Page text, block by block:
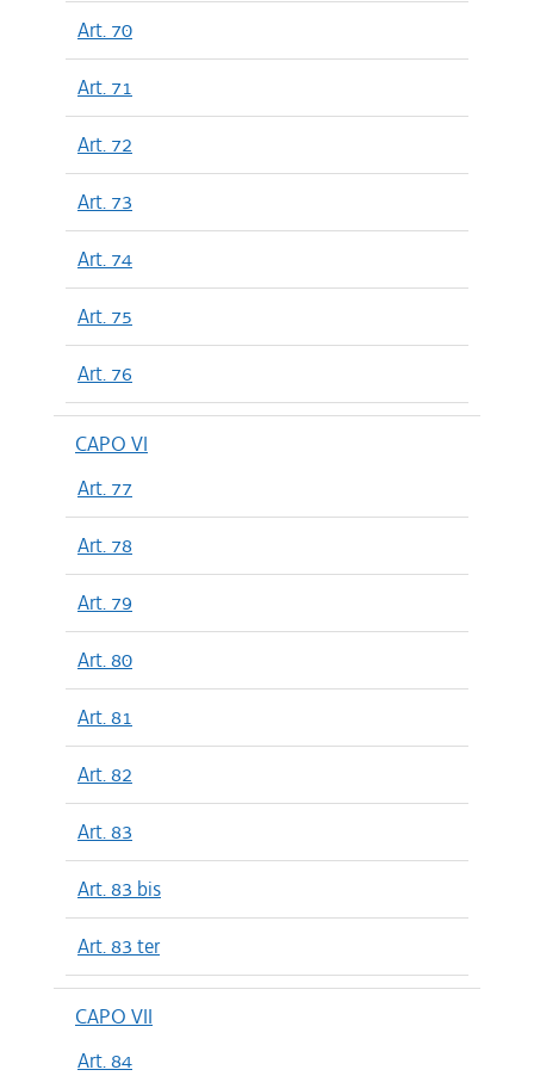
Art. 70
Art. 71
Art. 72
Art. 73
Art. 74
Art. 75
Art. 76
CAPO VI
Art. 77
Art. 78
Art. 79
Art. 80
Art. 81
Art. 82
Art. 83
Art. 83 bis
Art. 83 ter
CAPO VII
Art. 84